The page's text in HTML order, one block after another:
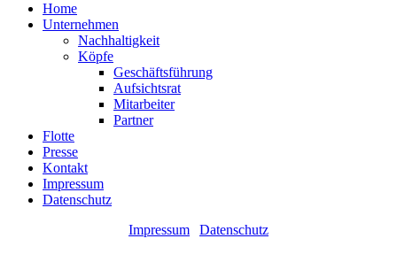
Home
Unternehmen
Nachhaltigkeit
Köpfe
Geschäftsführung
Aufsichtsrat
Mitarbeiter
Partner
Flotte
Presse
Kontakt
Impressum
Datenschutz
Impressum
Datenschutz